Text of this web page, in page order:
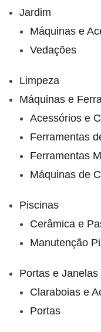
Jardim
Máquinas e
Vedações
Limpeza
Máquinas e
Acessórios e
Ferramentas
Ferramentas
Máquinas de
Piscinas
Cerâmica e
Manutenção
Portas e Janelas
Claraboias e
Portas